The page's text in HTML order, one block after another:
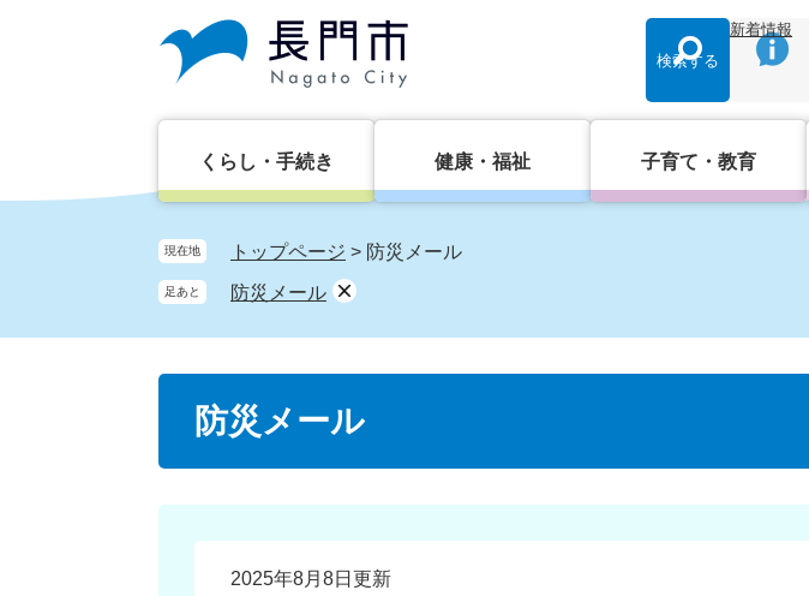
検索する
新着情報
くらし・手続き 健康・福祉 子育て・教育
現在地 トップページ > 防災メール
足あと 防災メール
防災メール
2025年8月8日更新